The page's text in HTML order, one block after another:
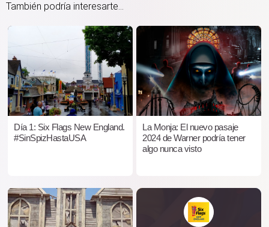
También podría interesarte...
Día 1: Six Flags New England.
#SinSpizHastaUSA
La Monja: El nuevo pasaje
2024 de Warner podría tener
algo nunca visto